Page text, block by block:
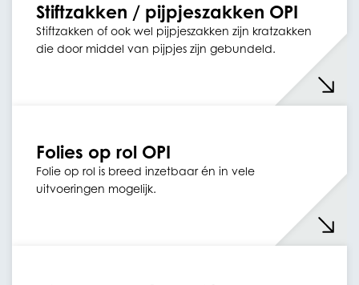
Stiftzakken / pijpjeszakken OPI
Stiftzakken of ook wel pijpjeszakken zijn kratzakken
die door middel van pijpjes zijn gebundeld.
Folies op rol OPI
Folie op rol is breed inzetbaar én in vele
uitvoeringen mogelijk.